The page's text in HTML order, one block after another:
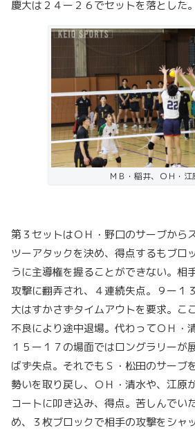
慶大は２４ー２６でセットを落とした。
ＭＢ・稲井、ＯＨ・江
第３セットはＯＨ・野口のサーブから
ツーアタックを決め、得点するもブロ
うに主導権を握ることができない。相
攻撃に翻弄され、４連続失点。９ー１
大はすかさずタイムアウトを要求。こ
不良により途中退場。代わってＯＨ・
１５ー１７の場面ではロングラリーが
ばず失点。それでもＳ・松田のサーブ
勢いを取り戻し、ＯＨ・清水や、江原
コートに叩き込み、得点。苦しんでい
め、３枚ブロックで相手の攻撃をシャ